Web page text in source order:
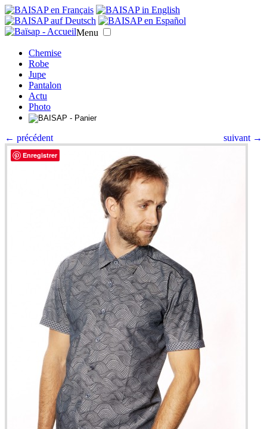
Menu
Chemise
Robe
Jupe
Pantalon
Actu
Photo
suivant →
← précédent
Enregistrer